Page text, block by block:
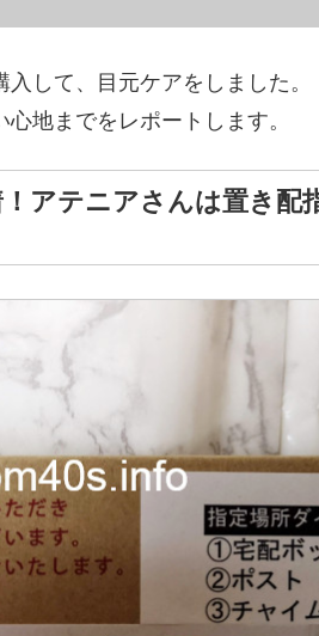
して、目元ケアをしました。
地までをレポートします。
アテニアさんは置き